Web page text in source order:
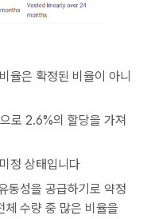
율은 확정된 비율이 아니
로 2.6%의 할당을 가져
정 상태입니다
동성을 공급하기로 약정
수량 중 많은 비율을